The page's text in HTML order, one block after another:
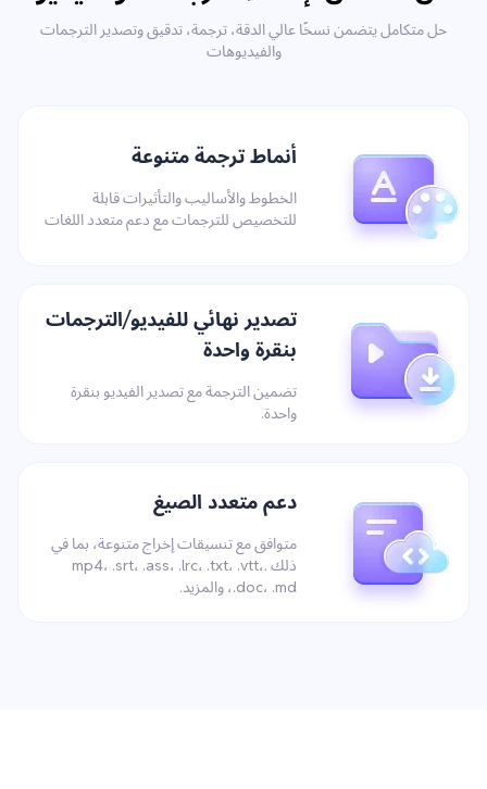
حل متكامل يتضمن نسخًا عالي الدقة، ترجمة، تدقيق وتصدير الترجمات
والفيديوهات
أنماط ترجمة متنوعة
الخطوط والأساليب والتأثيرات قابلة
للتخصيص للترجمات مع دعم متعدد اللغات
تصدير نهائي للفيديو/الترجمات
بنقرة واحدة
تضمين الترجمة مع تصدير الفيديو بنقرة
واحدة.
دعم متعدد الصيغ
متوافق مع تنسيقات إخراج متنوعة، بما في
ذلك .mp4، .srt، .ass، .lrc، .txt، .vtt،
.doc، .md، والمزيد.